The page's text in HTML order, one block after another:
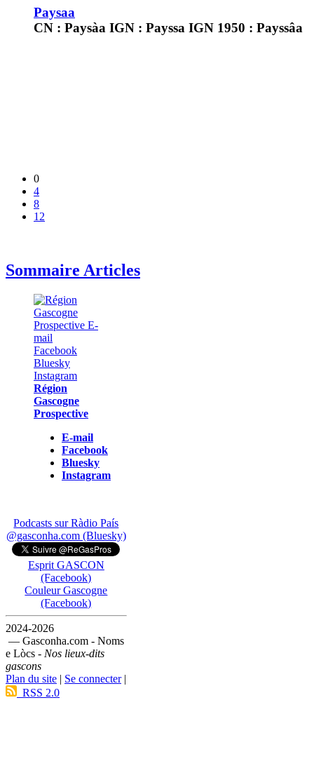
Paysaa
CN : Paysàa IGN : Payssa IGN 1950 : Payssâa
0
4
8
12
Sommaire Articles
Région
Gascogne
Prospective
E-mail
Facebook
Bluesky
Instagram
Podcasts sur Ràdio País
@gasconha.com (Bluesky)
Esprit GASCON
(Facebook)
Couleur Gascogne
(Facebook)
2024-2026
— Gasconha.com - Noms
e Lòcs - Nos lieux-dits
gascons
Plan du site | Se connecter|
RSS 2.0